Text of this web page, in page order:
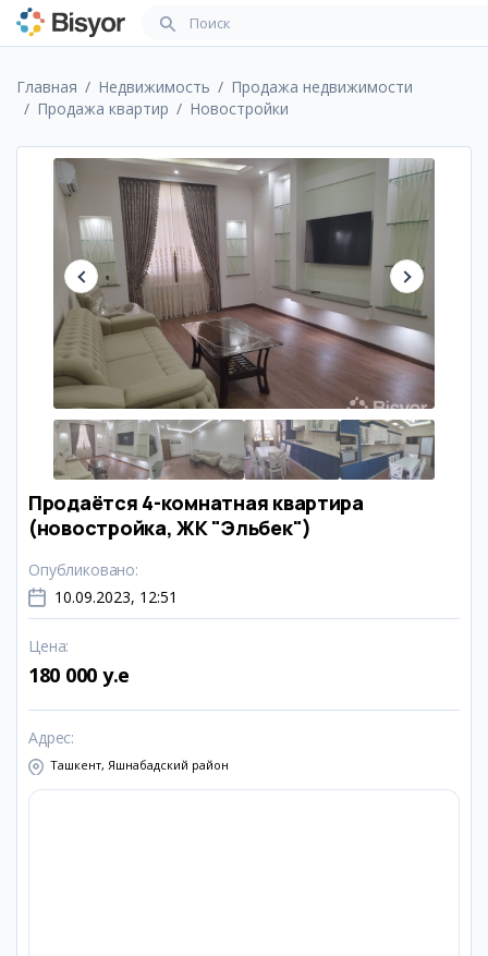
Главная Недвижимость
Продажа недвижимости
Продажа квартир
Новостройки
Продаётся 4-комнатная квартира
(новостройка, ЖК "Эльбек")
Опубликовано:
10.09.2023, 12:51
Цена:
180 000 y.e
Адрес:
Ташкент, Яшнабадский район